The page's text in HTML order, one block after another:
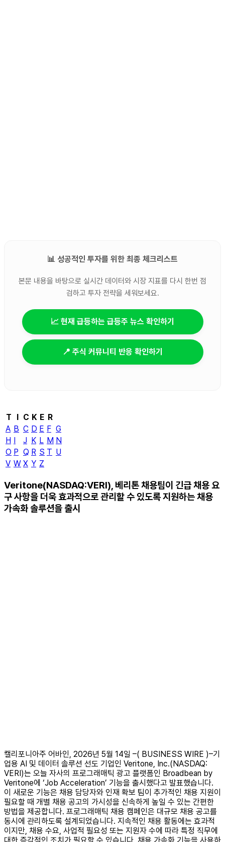
📊 성공적인 투자를 위한 최종 체크리스트
본문 내용을 바탕으로 실시간 데이터와 시장 지표를 다시 한번 점
검하고 투자 전략을 세워보세요.
📈 현재 급등하는 급등주 뉴스 확인하기
📍 주식 커뮤니티 반응 확인하기
T C K E R
A B C D E F G
H
J K L M N
O P Q R S T U
V W X Y Z
Veritone(NASDAQ:VERI), 베리톤 채용팀이 긴급 채용 요
구 사항을 더욱 효과적으로 관리할 수 있도록 지원하는 채용
가속화 솔루션을 출시
캘리포니아주 어바인, 2026년 5월 14일 –( BUSINESS WIRE )–기
업용 AI 및 데이터 솔루션 선도 기업인 Veritone, Inc.(NASDAQ:
VERI)는 오늘 자사의 프로그래매틱 광고 플랫폼인 Broadbean by
Veritone에 ‘Job Acceleration’ 기능을 출시했다고 발표했습니다.
이 새로운 기능은 채용 담당자와 인재 확보 팀이 추가적인 채용 지원이
필요할 때 개별 채용 공고의 가시성을 신속하게 높일 수 있는 간편한
방법을 제공합니다. 프로그래매틱 채용 캠페인은 대규모 채용 공고를
동시에 관리하도록 설계되었습니다. 지속적인 채용 활동에는 효과적
이지만, 채용 수요, 사업적 필요성 또는 지원자 수에 따라 특정 직무에